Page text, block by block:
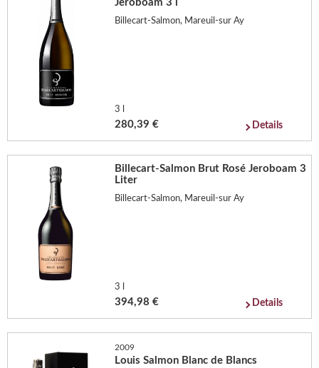
Jeroboam 3 l
Billecart-Salmon, Mareuil-sur Ay
3 l
280,39 € Details
Billecart-Salmon Brut Rosé Jeroboam 3
Liter
Billecart-Salmon, Mareuil-sur Ay
3 l
394,98 € Details
2009
Louis Salmon Blanc de Blancs